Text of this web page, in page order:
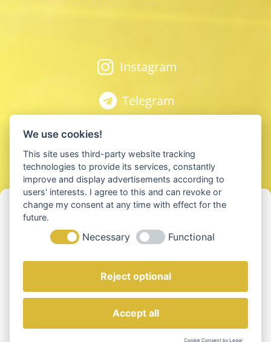
Cookie-Einwilligung verwalten
Um die besten Erfahrungen zu bieten, verwenden wir Technologien wie
Cookies, um Geräteinformationen zu speichern und/oder darauf
Daten wie das Surfverhalten oder eindeutige IDs auf dieser Website
verarbeiten. Die Nichteinwilligung oder der Widerruf der Einwilligung
kann bestimmte Merkmale und Funktionen beeinträchtigen.
Akzeptieren
Instagram
Telegram
Youtube
Apple Podcast
Anchor
© 2025 Neue Erde GmbH
Impressum AGB Datenschutz
We use cookies!
This site uses third-party website tracking
technologies to provide its services, constantly
improve and display advertisements according to
users' interests. I agree to this and can revoke or
change my consent at any time with effect for the
future.
Necessary Functional
Reject optional
Accept all
Cookie Consent by Legal